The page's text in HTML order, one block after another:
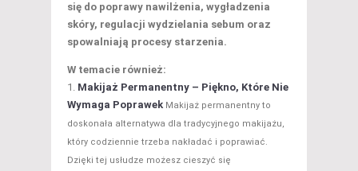
się do poprawy nawilżenia, wygładzenia
skóry, regulacji wydzielania sebum oraz
spowalniają procesy starzenia.
W temacie również:
Makijaż Permanentny – Piękno, Które Nie
Wymaga Poprawek Makijaż permanentny to
doskonała alternatywa dla tradycyjnego makijażu,
który codziennie trzeba nakładać i poprawiać.
Dzięki tej usłudze możesz cieszyć się